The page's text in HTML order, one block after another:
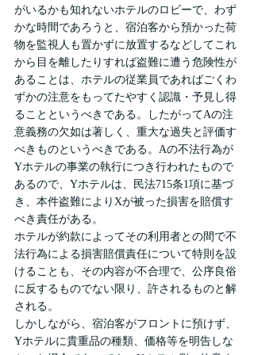
がいるかも知れないホテルのロビーで、わず
かな時間であろうと、宿泊客から預かった荷
物を監視人も置かずに放置するなどしてこれ
から目を離したりすれば盗難に遭う危険性が
あることは、ホテルの従業員であればごくわ
ずかの注意をもってたやすく認識・予見し得
ることというべきである。したがってAの注
意義務の欠如は著しく、重大な過失と評価す
べきものというべきである。Aの不法行為が
Yホテルの事業の執行につき行われたもので
あるので、Yホテルは、民法715条1項に基づ
き、本件盗難によりXが被った損害を賠償す
べき責任がある。
ホテルが約款によってその利用者との間で不
法行為による損害賠償責任について特則を設
けることも、その内容が不合理で、公序良俗
に反するものでない限り、許されるものと解
される。
しかしながら、宿泊客がフロントに預けず、
Yホテルに貴重品の種類、価格等を明告しな